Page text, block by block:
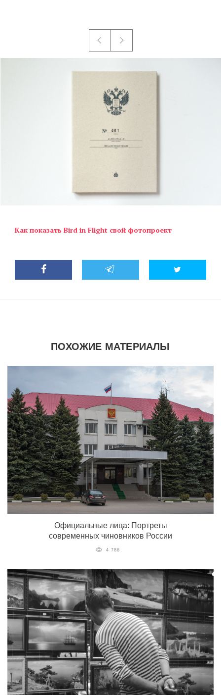
Как показать Bird in Flight свой фотопроект
ПОХОЖИЕ МАТЕРИАЛЫ
Официальные лица: Портреты
современных чиновников России
4 786